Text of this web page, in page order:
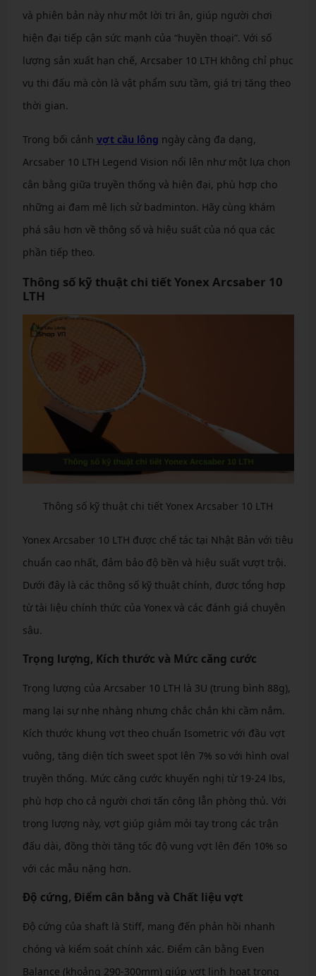
và phiên bản này như một lời tri ân, giúp người chơi
hiện đại tiếp cận sức mạnh của “huyền thoại”. Với số
lượng sản xuất hạn chế, Arcsaber 10 LTH không chỉ phục
vụ thi đấu mà còn là vật phẩm sưu tầm, giá trị tăng theo
thời gian.
Trong bối cảnh vợt cầu lông ngày càng đa dạng,
Arcsaber 10 LTH Legend Vision nổi lên như một lựa chọn
cân bằng giữa truyền thống và hiện đại, phù hợp cho
những ai đam mê lịch sử badminton. Hãy cùng khám
phá sâu hơn về thông số và hiệu suất của nó qua các
phần tiếp theo.
Thông số kỹ thuật chi tiết Yonex Arcsaber 10
LTH
Thông số kỹ thuật chi tiết Yonex Arcsaber 10 LTH
Yonex Arcsaber 10 LTH được chế tác tại Nhật Bản với tiêu
chuẩn cao nhất, đảm bảo độ bền và hiệu suất vượt trội.
Dưới đây là các thông số kỹ thuật chính, được tổng hợp
từ tài liệu chính thức của Yonex và các đánh giá chuyên
sâu.
Trọng lượng, Kích thước và Mức căng cước
Trọng lượng của Arcsaber 10 LTH là 3U (trung bình 88g),
mang lại sự nhẹ nhàng nhưng chắc chắn khi cầm nắm.
Kích thước khung vợt theo chuẩn Isometric với đầu vợt
vuông, tăng diện tích sweet spot lên 7% so với hình oval
truyền thống. Mức căng cước khuyến nghị từ 19-24 lbs,
phù hợp cho cả người chơi tấn công lẫn phòng thủ. Với
trọng lượng này, vợt giúp giảm mỏi tay trong các trận
đấu dài, đồng thời tăng tốc độ vung vợt lên đến 10% so
với các mẫu nặng hơn.
Độ cứng, Điểm cân bằng và Chất liệu vợt
Độ cứng của shaft là Stiff, mang đến phản hồi nhanh
chóng và kiểm soát chính xác. Điểm cân bằng Even
Balance (khoảng 290-300mm) giúp vợt linh hoạt trong